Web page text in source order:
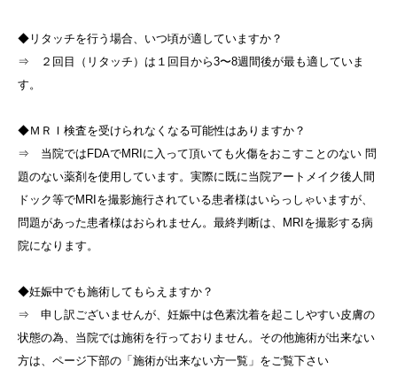
◆リタッチを行う場合、いつ頃が適していますか？
⇒ ２回目（リタッチ）は１回目から3〜8週間後が最も適していま
す。
◆ＭＲＩ検査を受けられなくなる可能性はありますか？
⇒ 当院ではFDAでMRIに入って頂いても火傷をおこすことのない 問
題のない薬剤を使用しています。実際に既に当院アートメイク後人間
ドック等でMRIを撮影施行されている患者様はいらっしゃいますが、
問題があった患者様はおられません。最終判断は、MRIを撮影する病
院になります。
◆妊娠中でも施術してもらえますか？
⇒ 申し訳ございませんが、妊娠中は色素沈着を起こしやすい皮膚の
状態の為、当院では施術を行っておりません。その他施術が出来ない
方は、ページ下部の「施術が出来ない方一覧」をご覧下さい